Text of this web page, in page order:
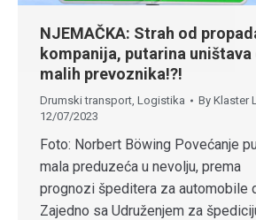
NJEMAČKA: Strah od
kompanija, putarina
malih prevoznika!?!
Drumski transport Logistika By Klaster
12/07/2023
Foto: Norbert Böwing Povećanje
mala preduzeća u nevolju, prema
prognozi špeditera za automobile
Zajedno sa Udruženjem za